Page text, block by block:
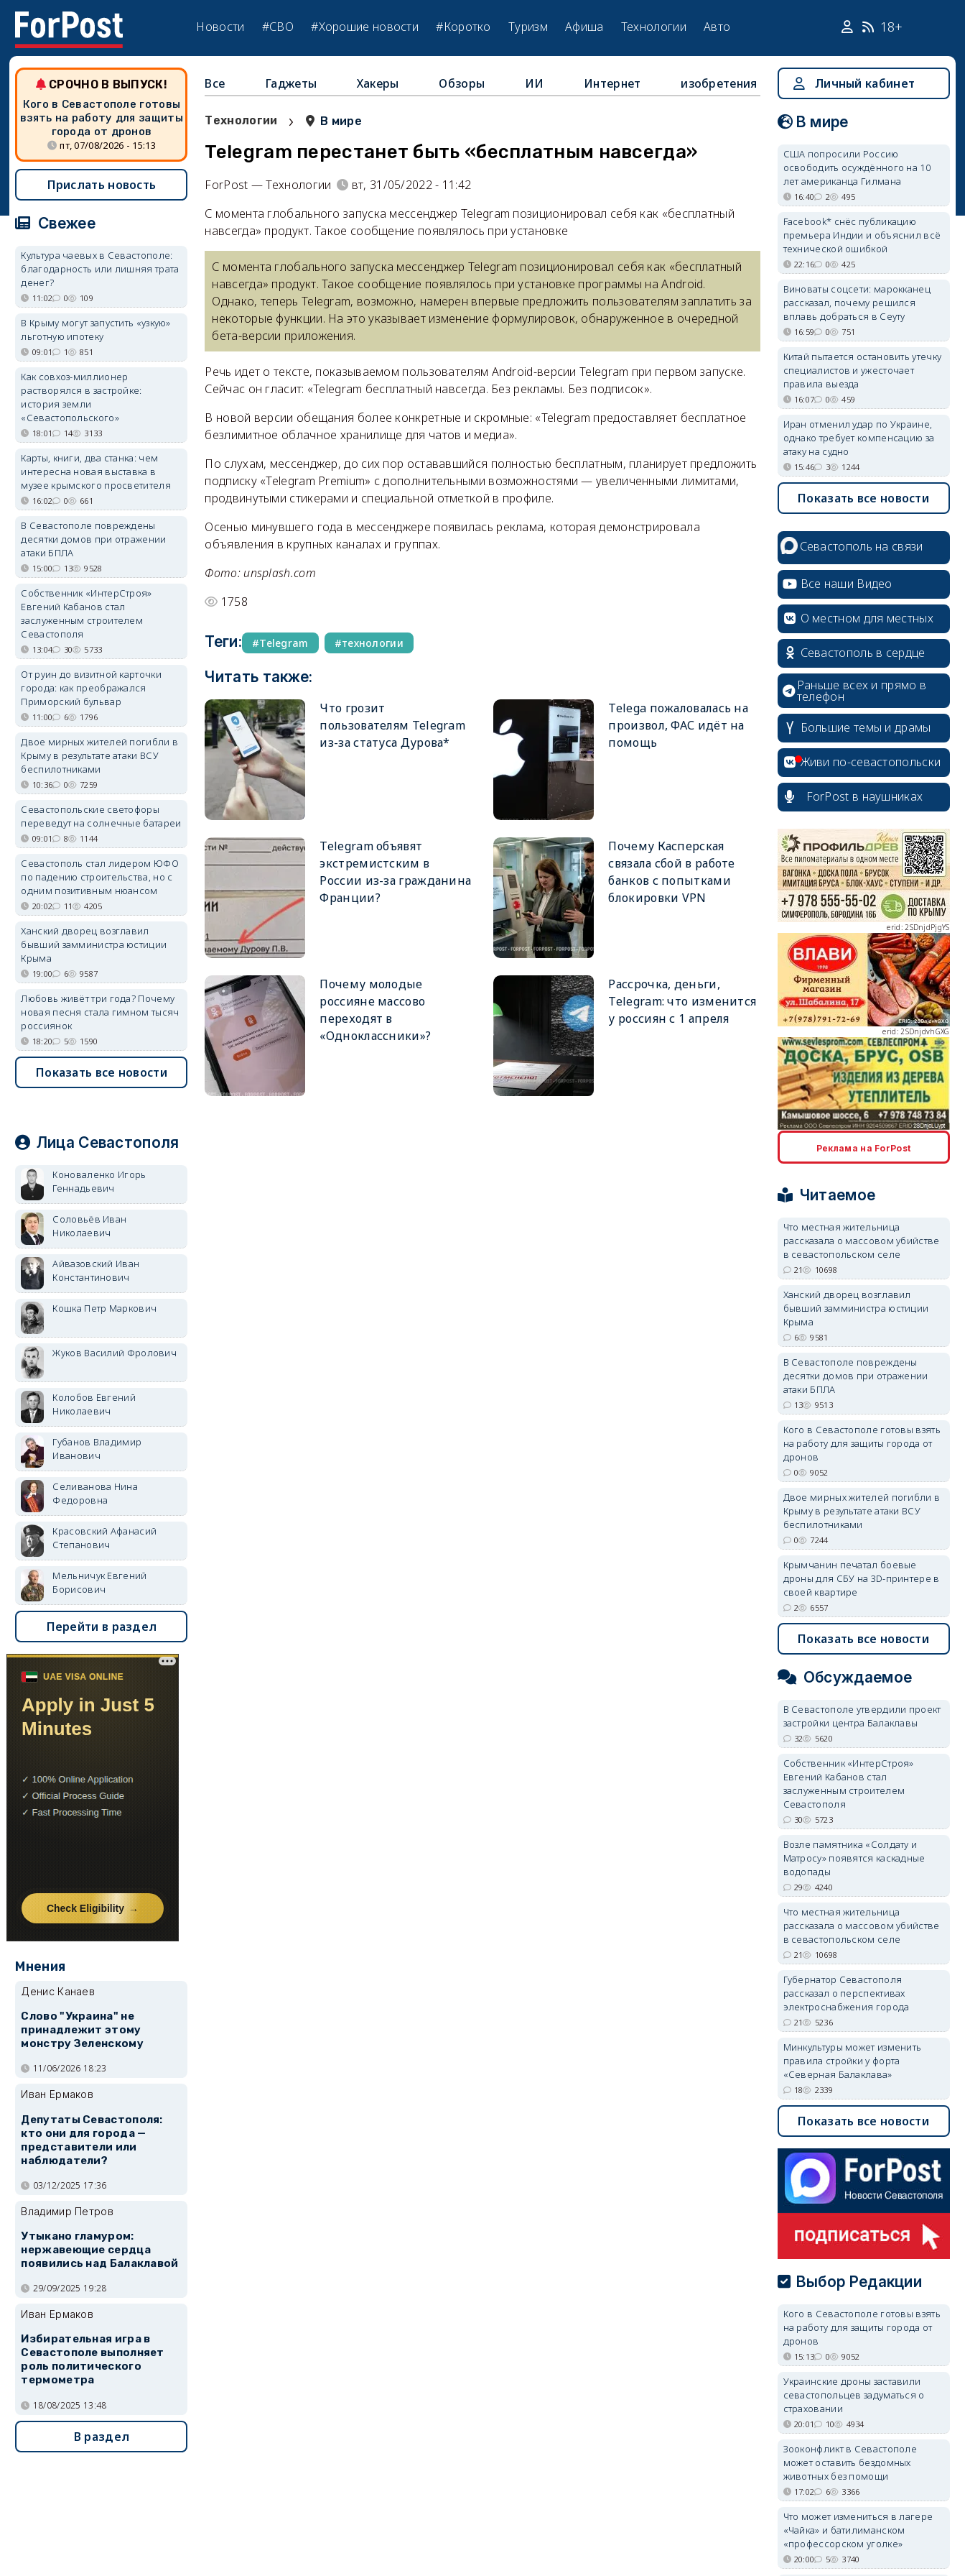
Новости #СВО #Хорошие новости #Коротко Туризм Афиша Технологии Авто 18+
Все Гаджеты Хакеры Обзоры ИИ Интернет изобретения
Технологии › В мире
Telegram перестанет быть «бесплатным навсегда»
ForPost — Технологии
вт, 31/05/2022 - 11:42
С момента глобального запуска мессенджер Telegram позиционировал себя как «бесплатный
навсегда» продукт. Такое сообщение появлялось при установке
С момента глобального запуска мессенджер Telegram позиционировал себя как «бесплатный
навсегда» продукт. Такое сообщение появлялось при установке программы на Android.
Однако, теперь Telegram, возможно, намерен впервые предложить пользователям заплатить за
некоторые функции. На это указывает изменение формулировок, обнаруженное в очередной
бета-версии приложения.
Речь идет о тексте, показываемом пользователям Android-версии Telegram при первом запуске.
Сейчас он гласит: «Telegram бесплатный навсегда. Без рекламы. Без подписок».
В новой версии обещания более конкретные и скромные: «Telegram предоставляет бесплатное
безлимитное облачное хранилище для чатов и медиа».
По слухам, мессенджер, до сих пор остававшийся полностью бесплатным, планирует предложить
подписку «Telegram Premium» с дополнительными возможностями — увеличенными лимитами,
продвинутыми стикерами и специальной отметкой в профиле.
Осенью минувшего года в мессенджере появилась реклама, которая демонстрировала
объявления в крупных каналах и группах.
Фото: unsplash.com
1758
Теги: Telegram технологии
Читать также:
Что грозит
пользователям Telegram
из-за статуса Дурова*
Telega пожаловалась на
произвол, ФАС идёт на
помощь
Telegram объявят
экстремистским в
России из-за гражданина
Франции?
Почему Касперская
связала сбой в работе
банков с попытками
блокировки VPN
Почему молодые
россияне массово
переходят в
«Одноклассники»?
Рассрочка, деньги,
Telegram: что изменится
у россиян с 1 апреля
СРОЧНО В ВЫПУСК!
Кого в Севастополе готовы
взять на работу для защиты
города от дронов
пт, 07/08/2026 - 15:13
Прислать новость
Свежее
Культура чаевых в Севастополе:
благодарность или лишняя трата
денег?
11:02 0 109
В Крыму могут запустить «узкую»
льготную ипотеку
09:01 1 851
Как совхоз-миллионер
растворялся в застройке:
история земли
«Севастопольского»
18:01 14 3133
Карты, книги, два станка: чем
интересна новая выставка в
музее крымского просветителя
16:02 0 661
В Севастополе повреждены
десятки домов при отражении
атаки БПЛА
15:00 13 9528
Собственник «ИнтерСтроя»
Евгений Кабанов стал
заслуженным строителем
Севастополя
13:04 30 5733
От руин до визитной карточки
города: как преображался
Приморский бульвар
11:00 6 1796
Двое мирных жителей погибли в
Крыму в результате атаки ВСУ
беспилотниками
10:36 0 7259
Севастопольские светофоры
переведут на солнечные батареи
09:01 8 1144
Севастополь стал лидером ЮФО
по падению строительства, но с
одним позитивным нюансом
20:02 11 4205
Ханский дворец возглавил
бывший замминистра юстиции
Крыма
19:00 6 9587
Любовь живёт три года? Почему
новая песня стала гимном тысяч
россиянок
18:20 5 1590
Показать все новости
Лица Севастополя
Коноваленко Игорь
Геннадьевич
Соловьёв Иван
Николаевич
Айвазовский Иван
Константинович
Кошка Петр Маркович
Жуков Василий Фролович
Колобов Евгений
Николаевич
Губанов Владимир
Иванович
Селиванова Нина
Федоровна
Красовский Афанасий
Степанович
Мельничук Евгений
Борисович
Перейти в раздел
Мнения
Денис Канаев
Слово "Украина" не
принадлежит этому
монстру Зеленскому
11/06/2026 18:23
Иван Ермаков
Депутаты Севастополя:
кто они для города —
представители или
наблюдатели?
03/12/2025 17:36
Владимир Петров
Утыкано гламуром:
нержавеющие сердца
появились над Балаклавой
29/09/2025 19:28
Иван Ермаков
Избирательная игра в
Севастополе выполняет
роль политического
термометра
18/08/2025 13:48
В раздел
Личный кабинет
В мире
США попросили Россию
освободить осуждённого на 10
лет американца Гилмана
16:40 2 495
Facebook* снёс публикацию
премьера Индии и объяснил всё
технической ошибкой
22:16 0 425
Виноваты соцсети: марокканец
рассказал, почему решился
вплавь добраться в Сеуту
16:59 0 751
Китай пытается остановить утечку
специалистов и ужесточает
правила выезда
16:07 0 459
Иран отменил удар по Украине,
однако требует компенсацию за
атаку на судно
15:46 3 1244
Показать все новости
Севастополь на связи
Все наши Видео
О местном для местных
Севастополь в сердце
Раньше всех и прямо в
телефон
Большие темы и драмы
Живи по-севастопольски
ForPost в наушниках
erid: 2SDnjcrDNw6
erid: 2SDnjdPjgYS
erid: 2SDnjdvhGXG
erid: 2SDnjcLUypt
erid: 2SDnjdPjgYS
Реклама на ForPost
Читаемое
Что местная жительница
рассказала о массовом убийстве
в севастопольском селе
21 10698
Ханский дворец возглавил
бывший замминистра юстиции
Крыма
6 9581
В Севастополе повреждены
десятки домов при отражении
атаки БПЛА
13 9513
Кого в Севастополе готовы взять
на работу для защиты города от
дронов
0 9052
Двое мирных жителей погибли в
Крыму в результате атаки ВСУ
беспилотниками
0 7244
Крымчанин печатал боевые
дроны для СБУ на 3D-принтере в
своей квартире
2 6557
Показать все новости
Обсуждаемое
В Севастополе утвердили проект
застройки центра Балаклавы
32 5620
Собственник «ИнтерСтроя»
Евгений Кабанов стал
заслуженным строителем
Севастополя
30 5723
Возле памятника «Солдату и
Матросу» появятся каскадные
водопады
29 4240
Что местная жительница
рассказала о массовом убийстве
в севастопольском селе
21 10698
Губернатор Севастополя
рассказал о перспективах
электроснабжения города
21 5236
Минкультуры может изменить
правила стройки у форта
«Северная Балаклава»
18 2339
Показать все новости
Выбор Редакции
Кого в Севастополе готовы взять
на работу для защиты города от
дронов
15:13 0 9052
Украинские дроны заставили
севастопольцев задуматься о
страховании
20:01 10 4934
Зооконфликт в Севастополе
может оставить бездомных
животных без помощи
17:02 6 3366
Что может измениться в лагере
«Чайка» и батилиманском
«профессорском уголке»
20:00 5 3740